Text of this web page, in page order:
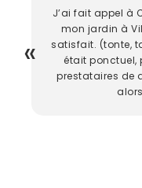
J’ai fait appel à
mon jardin à
satisfait. (tonte,
était ponctuel,
prestataires de